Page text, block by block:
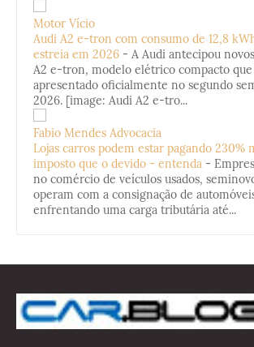
Motor Vício
Audi A2 e-tron com consumo de 12,8
estreia em 2026 - A Audi antecipou
A2 e-tron, modelo elétrico compacto que
apresentado oficialmente no segundo
2026. [image: Audi A2 e-tro...
Fabio Mendes Advocacia
Lojas carros podem estar pagando 230%
imposto que o devido - entenda -
no comércio de veículos usados,
operam com a consignação de
enfrentando uma carga tributária até...